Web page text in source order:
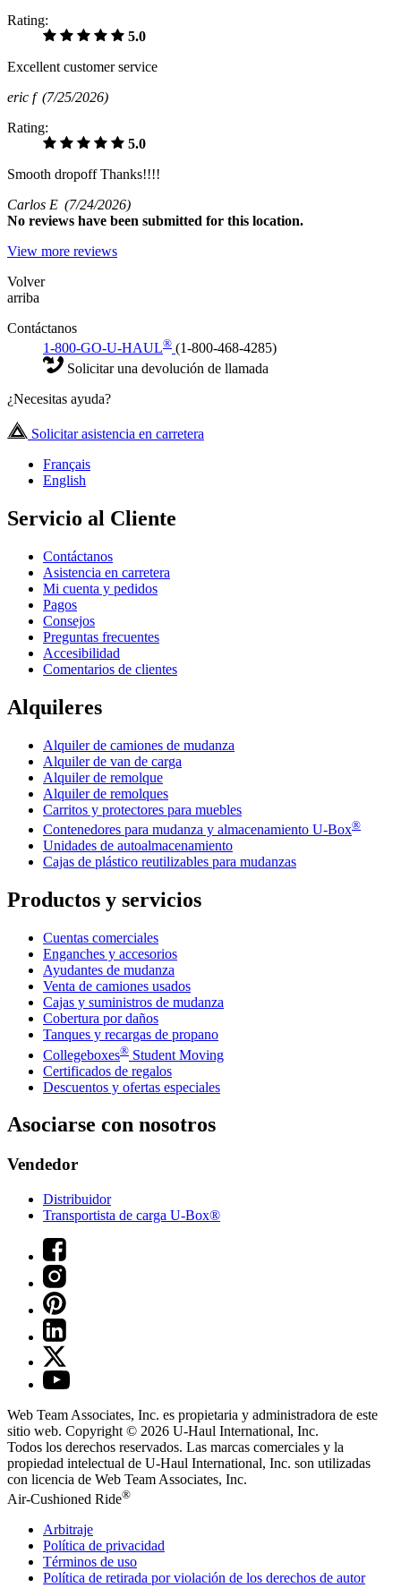
Rating:
5.0
Excellent customer service
eric f (7/25/2026)
Rating:
5.0
Smooth dropoff Thanks!!!!
Carlos E (7/24/2026)
No reviews have been submitted for this location.
View more reviews
Volver
arriba
Contáctanos
1-800-GO-U-HAUL® (1-800-468-4285)
Solicitar una devolución de llamada
¿Necesitas ayuda?
Solicitar asistencia en carretera
Français
English
Servicio al Cliente
Contáctanos
Asistencia en carretera
Mi cuenta y pedidos
Pagos
Consejos
Preguntas frecuentes
Accesibilidad
Comentarios de clientes
Alquileres
Alquiler de camiones de mudanza
Alquiler de van de carga
Alquiler de remolque
Alquiler de remolques
Carritos y protectores para muebles
Contenedores para mudanza y almacenamiento U-Box®
Unidades de autoalmacenamiento
Cajas de plástico reutilizables para mudanzas
Productos y servicios
Cuentas comerciales
Enganches y accesorios
Ayudantes de mudanza
Venta de camiones usados
Cajas y suministros de mudanza
Cobertura por daños
Tanques y recargas de propano
Collegeboxes® Student Moving
Certificados de regalos
Descuentos y ofertas especiales
Asociarse con nosotros
Vendedor
Distribuidor
Transportista de carga U-Box®
Web Team Associates, Inc. es propietaria y administradora de este
sitio web. Copyright © 2026 U-Haul International, Inc.
Todos los derechos reservados. Las marcas comerciales y la
propiedad intelectual de U-Haul International, Inc. son utilizadas
con licencia de Web Team Associates, Inc.
Air-Cushioned Ride®
Arbitraje
Política de privacidad
Términos de uso
Política de retirada por violación de los derechos de autor